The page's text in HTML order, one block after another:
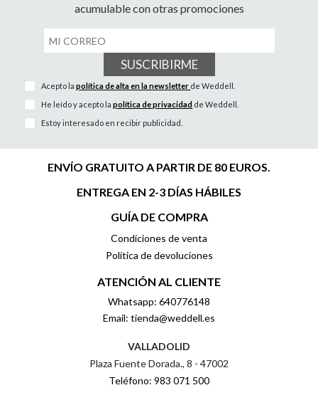
acumulable con otras promociones
SUSCRIBIRME
Acepto lapolítica de alta en la newsletter de Weddell.
He leído y acepto lapolítica de privacidad de Weddell.
Estoy interesado en recibir publicidad.
ENVÍO GRATUITO A PARTIR DE 80 EUROS.
ENTREGA EN 2-3 DÍAS HÁBILES
GUÍA DE COMPRA
Condiciones de venta
Política de devoluciones
ATENCIÓN AL CLIENTE
Whatsapp: 640776148
Email: tienda@weddell.es
VALLADOLID
Plaza Fuente Dorada., 8 - 47002
Teléfono: 983 071 500